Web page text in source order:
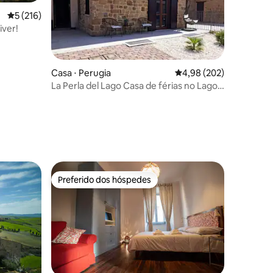
5 de uma avaliação média de 5, 216 avaliações
5 (216)
Casa ⋅ Perugia 4,98 de uma avaliação
4,98 (202)
La Perla del Lago Casa de férias no Lago
hóspedes Preferido dos hóspedes
Preferido dos hóspedes